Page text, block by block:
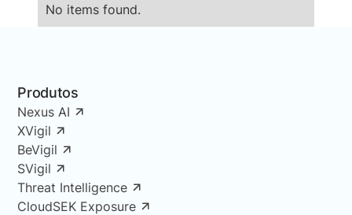
No items found.
Produtos
Nexus AI
XVigil
BeVigil
SVigil
Threat Intelligence
CloudSEK Exposure